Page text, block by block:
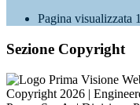
Pagina visualizzata
Sezione Copyright
Copyright 2026 |